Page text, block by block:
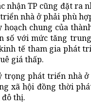
nhận TP cũng đặt
nhà ở phải phù
chung của
số với mức tăng
tế tham gia phát
giá thấp.
trọng phát triển nhà
xã hội đồng thời
đô thị.